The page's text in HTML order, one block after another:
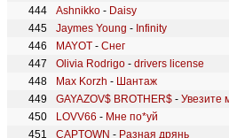
Ashnikko - Daisy
Jaymes Young - Infinity
MAYOT - Снег
Olivia Rodrigo - drivers license
Max Korzh - Шантаж
GAYAZOV$ BROTHER$ - Увезите
LOVV66 - Мне по*уй
CAPTOWN - Разная дрянь